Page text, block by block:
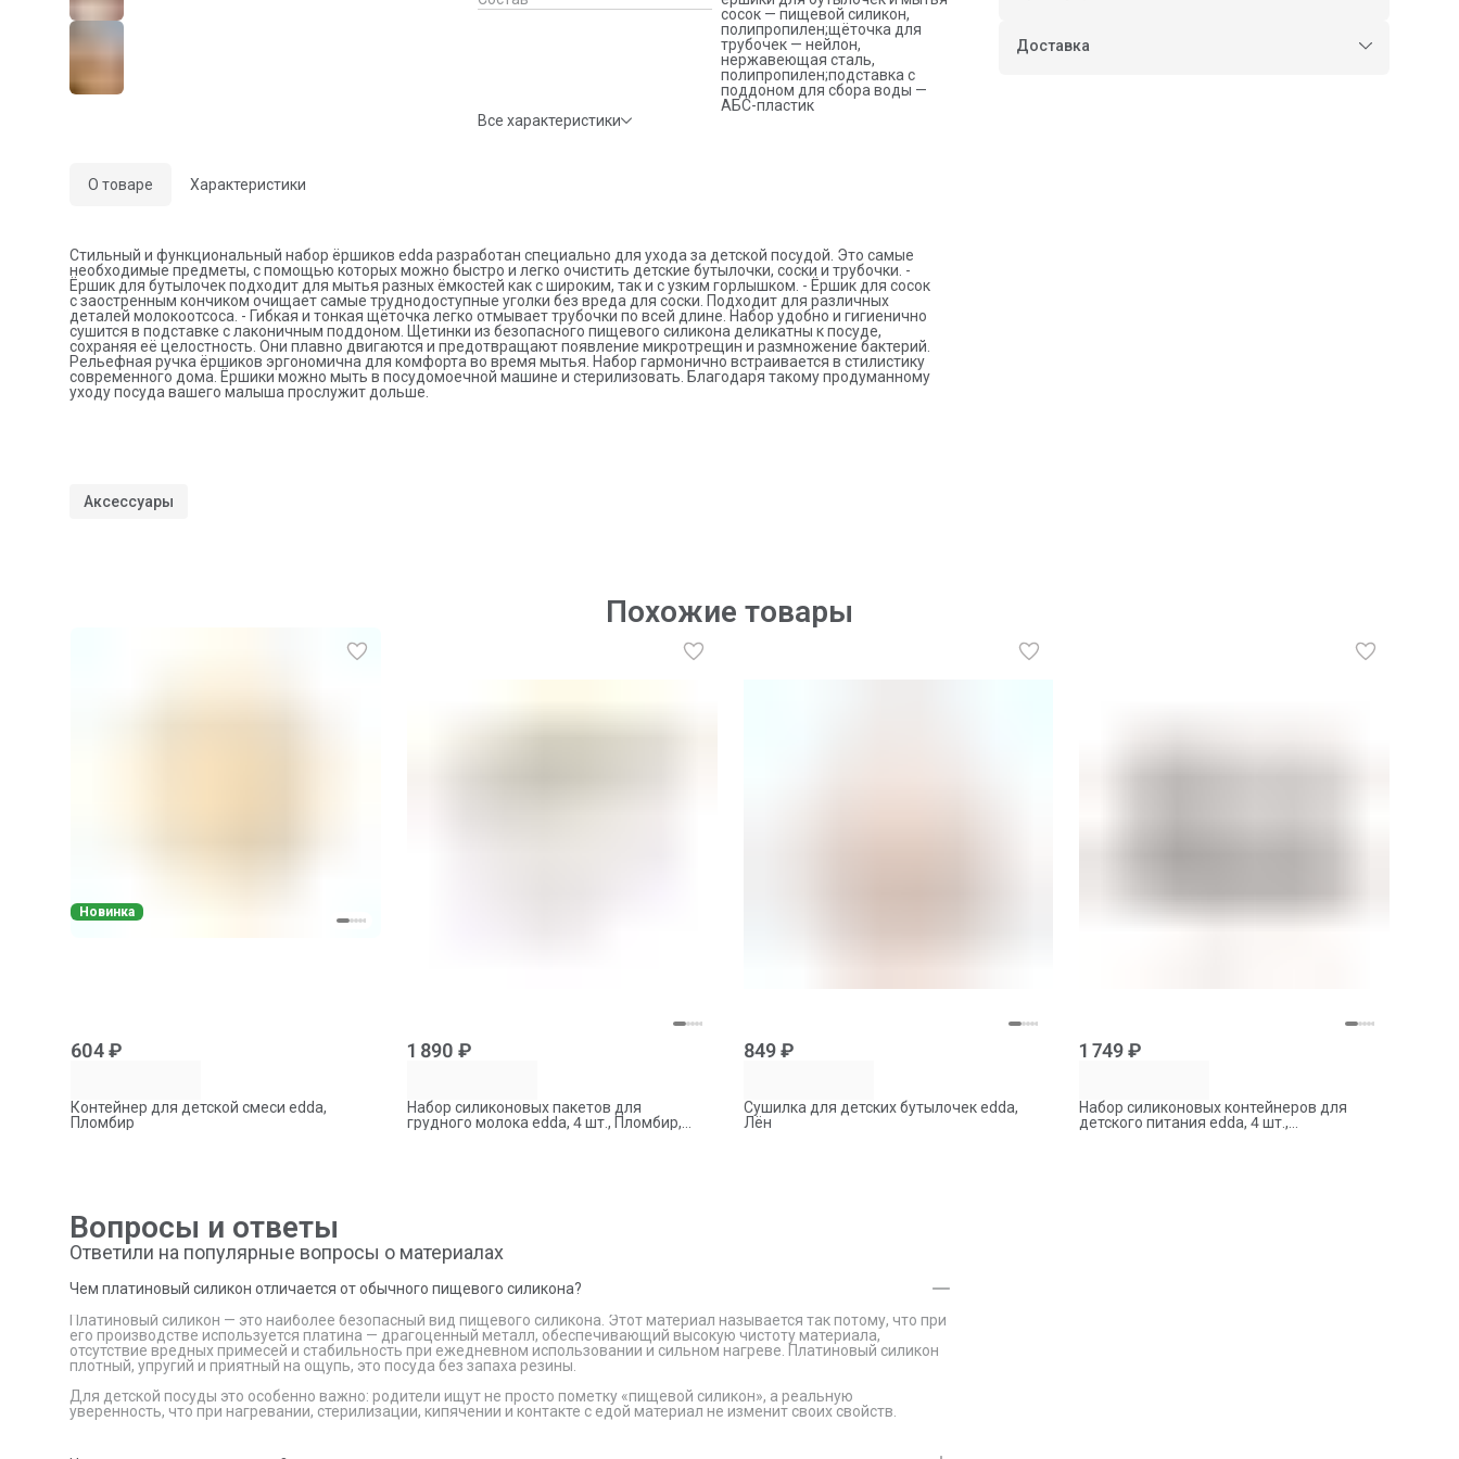
поддоном. Щетинки из безопасного пищевого силикона
деликатны к посуде, сохраняя её целостность. Они плавно
двигаются и предотвращают появление микротрещин и
размножение бактерий. Рельефная ручка ёршиков эргономична
для комфорта во время мытья. Набор гармонично встраивается в
стилистику современного дома. Ёршики можно мыть в
посудомоечной машине и стерилизовать. Благодаря такому
продуманному уходу посуда вашего малыша прослужит дольше.
сосок — пищевой силикон,
полипропилен;щёточка для
трубочек — нейлон,
нержавеющая сталь,
полипропилен;подставка с
поддоном для сбора воды —
АБС-пластик
Все характеристики
Оплата — картой или СБП
Доставка
О товаре Характеристики
Стильный и функциональный набор ёршиков edda разработан специально для ухода за детской посудой. Это самые
необходимые предметы, с помощью которых можно быстро и легко очистить детские бутылочки, соски и трубочки. -
Ёршик для бутылочек подходит для мытья разных ёмкостей как с широким, так и с узким горлышком. - Ёршик для сосок
с заостренным кончиком очищает самые труднодоступные уголки без вреда для соски. Подходит для различных
деталей молокоотсоса. - Гибкая и тонкая щёточка легко отмывает трубочки по всей длине. Набор удобно и гигиенично
сушится в подставке с лаконичным поддоном. Щетинки из безопасного пищевого силикона деликатны к посуде,
сохраняя её целостность. Они плавно двигаются и предотвращают появление микротрещин и размножение бактерий.
Рельефная ручка ёршиков эргономична для комфорта во время мытья. Набор гармонично встраивается в стилистику
современного дома. Ёршики можно мыть в посудомоечной машине и стерилизовать. Благодаря такому продуманному
уходу посуда вашего малыша прослужит дольше.
Аксессуары
Похожие товары
Новинка
604 ₽
Контейнер для детской смеси edda,
Пломбир
1 890 ₽
Набор силиконовых пакетов для
грудного молока edda, 4 шт., Пломбир,
849 ₽
Сушилка для детских бутылочек edda,
Лён
1 749 ₽
Набор силиконовых контейнеров для
детского питания edda, 4 шт.,
Вопросы и ответы
Ответили на популярные вопросы о материалах
Чем платиновый силикон отличается от обычного пищевого силикона?
Платиновый силикон — это наиболее безопасный вид пищевого силикона. Этот материал называется так потому, что при
его производстве используется платина — драгоценный металл, обеспечивающий высокую чистоту материала,
отсутствие вредных примесей и стабильность при ежедневном использовании и сильном нагреве. Платиновый силикон
плотный, упругий и приятный на ощупь, это посуда без запаха резины.
Для детской посуды это особенно важно: родители ищут не просто пометку «пищевой силикон», а реальную
уверенность, что при нагревании, стерилизации, кипячении и контакте с едой материал не изменит своих свойств.